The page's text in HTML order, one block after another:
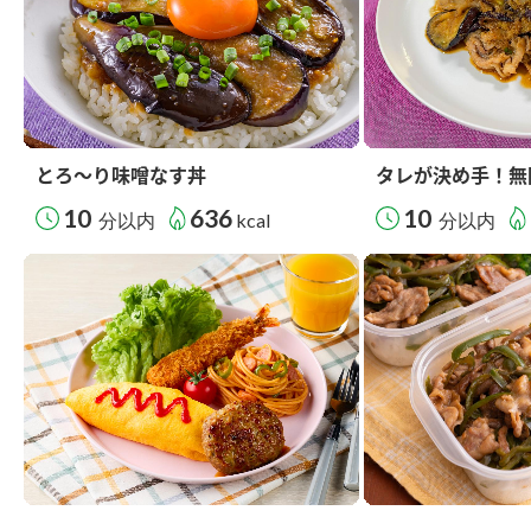
とろ～り味噌なす丼
10 分以内 636 kcal
タレが決め手！
10 分以内